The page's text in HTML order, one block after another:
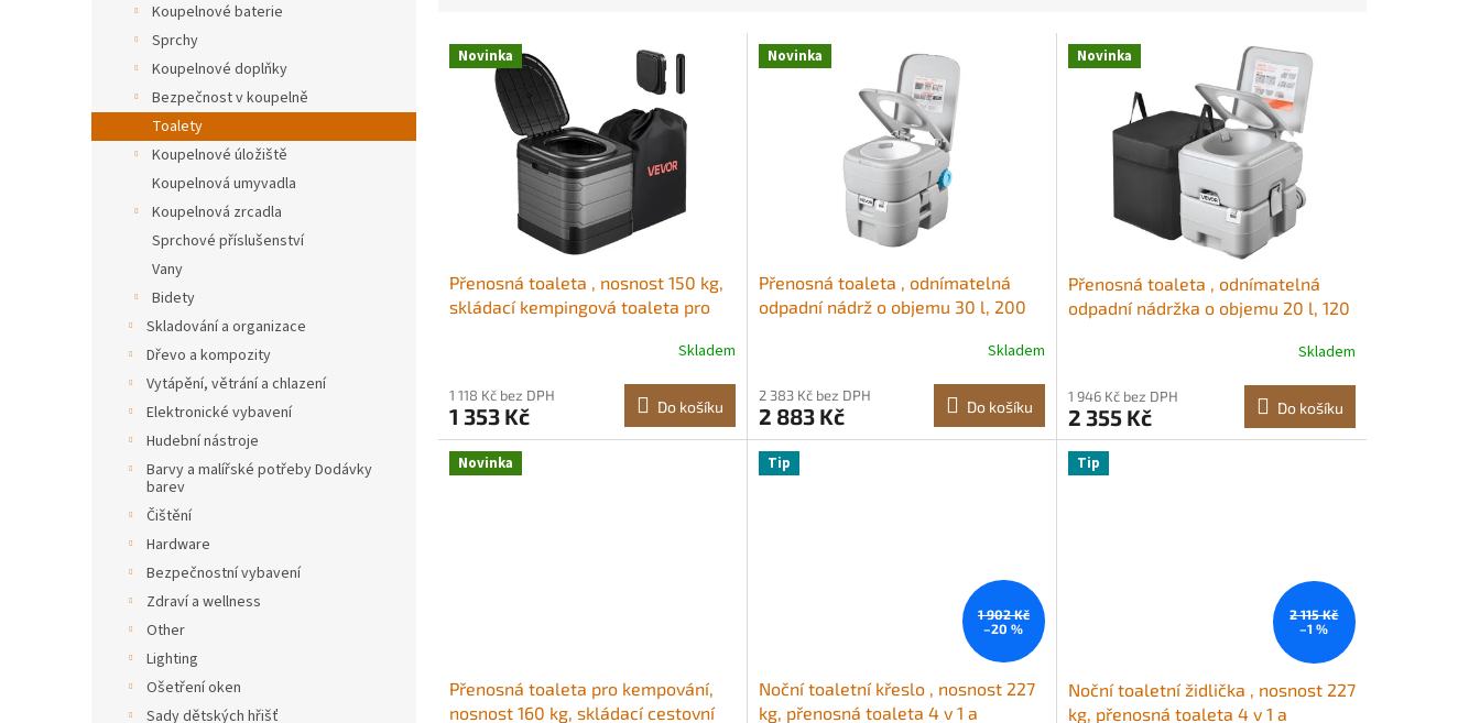
Koupelnové baterie
Sprchy
Koupelnové doplňky
Bezpečnost v koupelně
Toalety
Koupelnové úložiště
Koupelnová umyvadla
Koupelnová zrcadla
Sprchové příslušenství
Vany
Bidety
Skladování a organizace
Dřevo a kompozity
Vytápění, větrání a chlazení
Elektronické vybavení
Hudební nástroje
Barvy a malířské potřeby Dodávky
barev
Čištění
Hardware
Bezpečnostní vybavení
Zdraví a wellness
Other
Lighting
Ošetření oken
Sady dětských hřišť
nV Novinka
Přenosná toaleta , nosnost 150 kg,
skládací kempingová toaleta pro
přepravní taškou, pytle na odpadky,
vhodné pro domácí použití,
cestování v obytném voze,
kempování, turistiku, plavbu lodí,
auto, výlety<br/
Skladem
1 118 Kč bez DPH
1 353 Kč Do košíku
Novinka
Přenosná toaleta , odnímatelná
odpadní nádrž o objemu 30 l, 200
dospělé, venkovní cestovní nočník s
ukazatelem hladiny, vhodné pro
cestování v obytném voze,
kempování, turistiku, plavbu lodí a
silniční výlety<br/
Skladem
2 383 Kč bez DPH
2 883 Kč Do košíku
Novinka
Přenosná toaleta , odnímatelná
odpadní nádržka o objemu 20 l, 120
dospělé, venkovní cestovní nočník s
taška, vhodné pro cestování v
obytném voze, kempování, turistiku,
plavbu lodí
Skladem
1 946 Kč bez DPH
2 355 Kč Do košíku
Novinka
Přenosná toaleta pro kempování,
nosnost 160 kg, skládací cestovní
Tip
1 902 Kč
–20 %
Noční toaletní křeslo , nosnost 227
kg, přenosná toaleta 4 v 1 a
Tip
2 115 Kč
–1 %
Noční toaletní židlička , nosnost 227
kg, přenosná toaleta 4 v 1 a